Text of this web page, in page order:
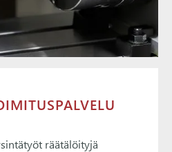
räätälöityjä